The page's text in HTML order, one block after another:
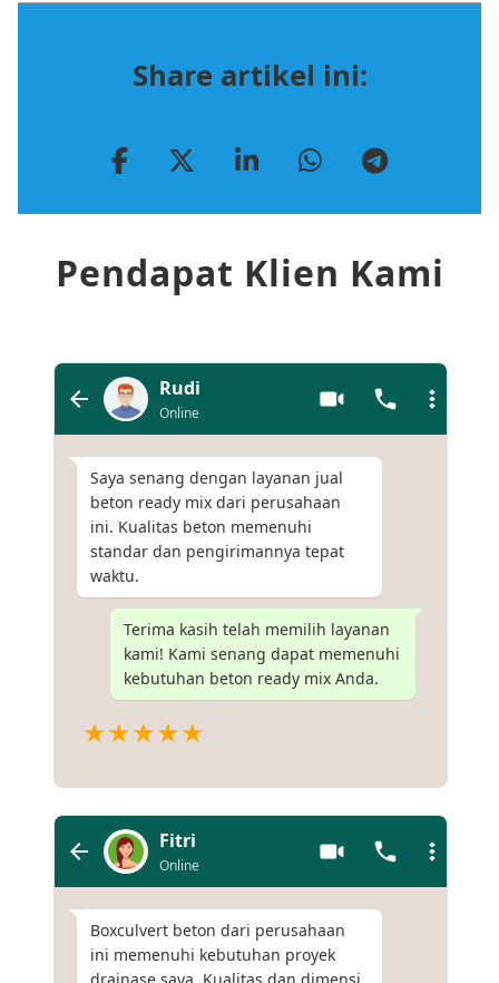
Share artikel ini:
Pendapat Klien Kami
Rudi
Online
Saya senang dengan layanan jual
beton ready mix dari perusahaan
ini. Kualitas beton memenuhi
standar dan pengirimannya tepat
waktu.
Terima kasih telah memilih layanan
kami! Kami senang dapat memenuhi
kebutuhan beton ready mix Anda.
★★★★★
Fitri
Online
Boxculvert beton dari perusahaan
ini memenuhi kebutuhan proyek